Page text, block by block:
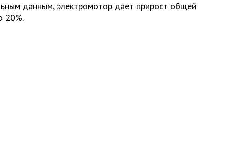
данным, электромотор дает прирост общей
20%.